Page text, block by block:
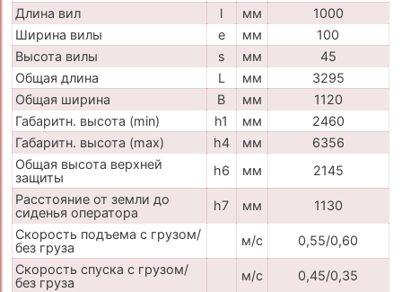
Длина вил
l мм
1000
Ширина вилы
e мм
100
Высота вилы
s мм
45
Общая длина
L мм
3295
Общая ширина
B мм
1120
Габаритн. высота (min)
h1 мм
2460
Габаритн. высота (max)
h4 мм
6356
Общая высота верхней
защиты
h6 мм
2145
Расстояние от земли до
сиденья оператора
h7 мм
1130
Скорость подъема с грузом/
без груза
м/с
0,55/0,60
Скорость спуска с грузом/
без груза
м/с
0,45/0,35